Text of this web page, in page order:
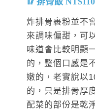
炸排骨裹粉並不
來調味偏甜，可
味道會比較明顯
的，整個口感是
嫩的，老實說以
的，只是排骨厚
配菜的部份是乾